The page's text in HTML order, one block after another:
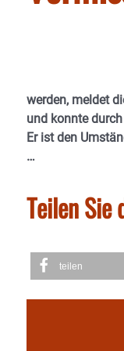
werden, meldet
und konnte
Er ist den
…
Teilen Sie
teilen